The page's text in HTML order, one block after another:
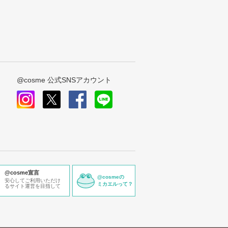
@cosme 公式SNSアカウント
@cosme宣言
安心してご利用いただけ
るサイト運営を目指して
@cosmeの
ミカエルって？